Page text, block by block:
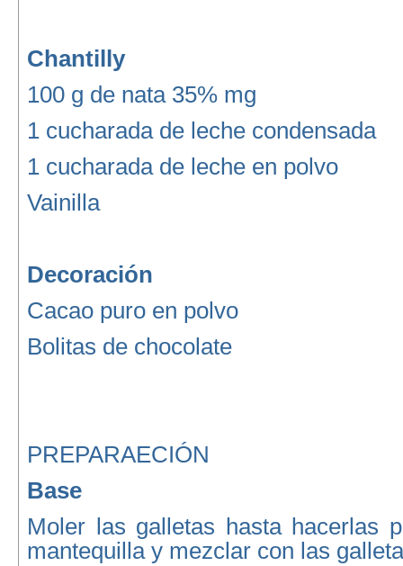
Chantilly
100 g de nata 35% mg
1 cucharada de leche condensada
1 cucharada de leche en polvo
Vainilla
Decoración
Cacao puro en polvo
Bolitas de chocolate
PREPARAECIÓN
Base
Moler las galletas hasta hacerlas
mantequilla y mezclar con las